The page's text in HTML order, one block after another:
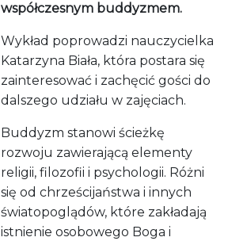
współczesnym buddyzmem.
Wykład poprowadzi nauczycielka
Katarzyna Biała, która postara się
zainteresować i zachęcić gości do
dalszego udziału w zajęciach.
Buddyzm stanowi ścieżkę
rozwoju zawierającą elementy
religii, filozofii i psychologii. Różni
się od chrześcijaństwa i innych
światopoglądów, które zakładają
istnienie osobowego Boga i